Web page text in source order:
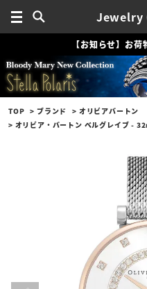
Jewelry
【お知らせ】お
TOP ブランド
オリビアバートン
オリビア・バートン ベルグレイブ - 32mm